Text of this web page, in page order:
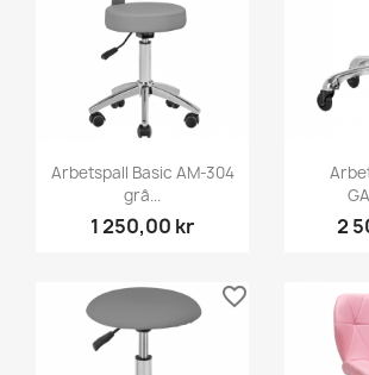
Arbetspall Basic AM-304
grå...
1 250,00 kr 2
favorite_border